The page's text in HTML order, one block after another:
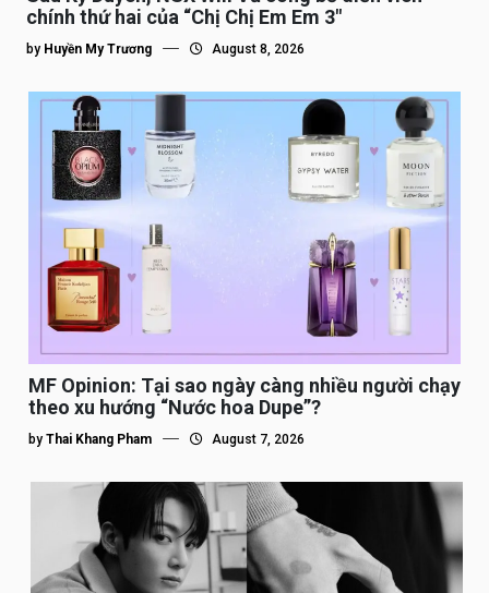
chính thứ hai của “Chị Chị Em Em 3″
by Huyền My Trương August 8, 2026
MF Opinion: Tại sao ngày càng nhiều người chạy
theo xu hướng “Nước hoa Dupe”?
by Thai Khang Pham August 7, 2026